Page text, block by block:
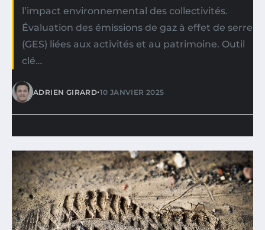
l’impact environnemental des collectivités.
Évaluation des émissions de gaz à effet de serre
(GES) liées aux activités et au patrimoine. Outil
clé…
ADRIEN GIRARD•10 JANVIER 2025